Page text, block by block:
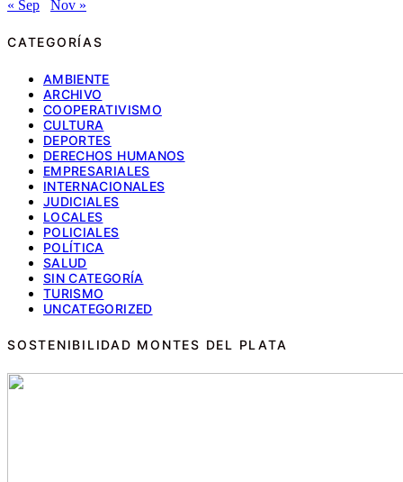
« Sep
Nov »
CATEGORÍAS
AMBIENTE
ARCHIVO
COOPERATIVISMO
CULTURA
DEPORTES
DERECHOS HUMANOS
EMPRESARIALES
INTERNACIONALES
JUDICIALES
LOCALES
POLICIALES
POLÍTICA
SALUD
SIN CATEGORÍA
TURISMO
UNCATEGORIZED
SOSTENIBILIDAD MONTES DEL PLATA